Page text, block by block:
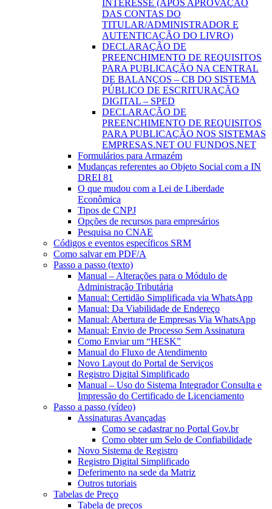
INTERESSE (APÓS APROVAÇÃO
DAS CONTAS DO
TITULAR/ADMINISTRADOR E
AUTENTICAÇÃO DO LIVRO)
DECLARAÇÃO DE
PREENCHIMENTO DE REQUISITOS
PARA PUBLICAÇÃO NA CENTRAL
DE BALANÇOS – CB DO SISTEMA
PÚBLICO DE ESCRITURAÇÃO
DIGITAL – SPED
DECLARAÇÃO DE
PREENCHIMENTO DE REQUISITOS
PARA PUBLICAÇÃO NOS SISTEMAS
EMPRESAS.NET OU FUNDOS.NET
Formulários para Armazém
Mudanças referentes ao Objeto Social com a IN
DREI 81
O que mudou com a Lei de Liberdade
Econômica
Tipos de CNPJ
Opções de recursos para empresários
Pesquisa no CNAE
Códigos e eventos específicos SRM
Como salvar em PDF/A
Passo a passo (texto)
Manual – Alterações para o Módulo de
Administração Tributária
Manual: Certidão Simplificada via WhatsApp
Manual: Da Viabilidade de Endereço
Manual: Abertura de Empresas Via WhatsApp
Manual: Envio de Processo Sem Assinatura
Como Enviar um “HESK”
Manual do Fluxo de Atendimento
Novo Layout do Portal de Serviços
Registro Digital Simplificado
Manual – Uso do Sistema Integrador Consulta e
Impressão do Certificado de Licenciamento
Passo a passo (vídeo)
Assinaturas Avançadas
Como se cadastrar no Portal Gov.br
Como obter um Selo de Confiabilidade
Novo Sistema de Registro
Registro Digital Simplificado
Deferimento na sede da Matriz
Outros tutoriais
Tabelas de Preço
Tabela de preços